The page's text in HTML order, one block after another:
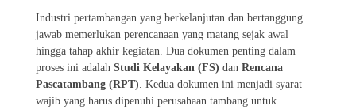
Industri pertambangan yang berkelanjutan dan bertanggung
jawab memerlukan perencanaan yang matang sejak awal
hingga tahap akhir kegiatan. Dua dokumen penting dalam
proses ini adalah Studi Kelayakan (FS) dan Rencana
Pascatambang (RPT) . Kedua dokumen ini menjadi syarat
wajib yang harus dipenuhi perusahaan tambang untuk